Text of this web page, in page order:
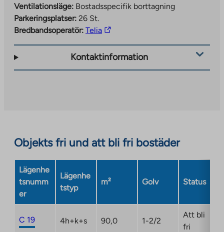
Ventilationsläge: Bostadsspecifik borttagning
Parkeringsplatser: 26 St.
Bredbandsoperatör: TeliaThe
takes
opens
in
a
tab
Kontaktinformation
Objekts fri und att bli fri bostäder
Lägenhe
tsnumm
er
Lägenhe
tstyp
m² Golv Status
C 19 4h+k+s 90,0 1-2/2
Att bli
fri